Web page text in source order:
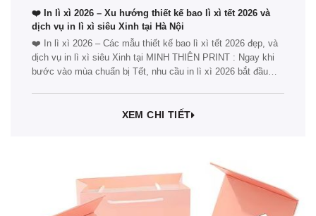
❤️ In lì xì 2026 – Xu hướng thiết kế bao lì xì tết 2026 và
dịch vụ in lì xì siêu Xinh tại Hà Nội
❤️ In lì xì 2026 – Các mẫu thiết kế bao lì xì tết 2026 đẹp, và
dịch vụ in lì xì siêu Xinh tại MINH THIÊN PRINT : Ngay khi
bước vào mùa chuẩn bị Tết, nhu cầu in lì xì 2026 bắt đầu
XEM CHI TIẾT